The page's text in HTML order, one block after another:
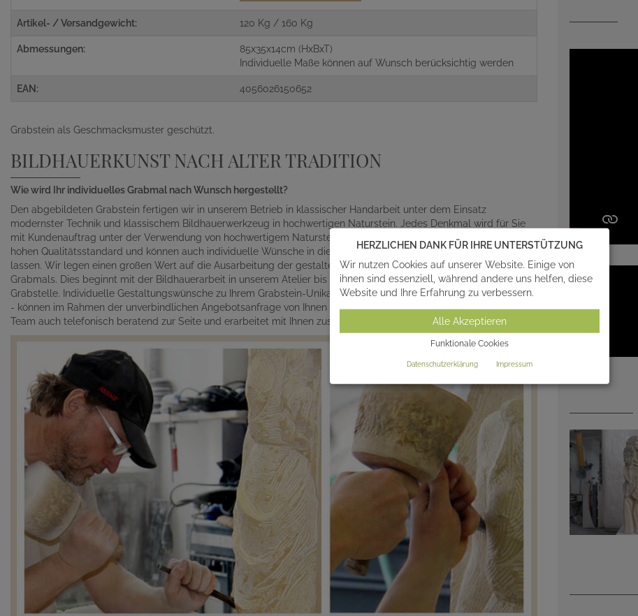
Artikel- / Versandgewicht: 120 Kg / 160 Kg
Abmessungen:
85x35x14cm (HxBxT)
Individuelle Maße können auf Wunsch berücksichtig werden
EAN: 4056026150652
Grabstein als Geschmacksmuster geschützt.
BILDHAUERKUNST NACH ALTER TRADITION
Wie wird Ihr individuelles Grabmal nach Wunsch hergestellt?
Den abgebildeten Grabstein fertigen wir in unserem Betrieb in klassischer Handarbeit unter dem Einsatz
modernster Technik und klassischem Bildhauerwerkzeug in hochwertigen Naturstein. Jedes Denkmal wird für Sie
mit Kundenauftrag unter der Verwendung von hochwertigem Naturstein gefertigt. Somit gewährleisten wir einen
hohen Qualitätsstandard und können auch individuelle Wünsche in die Gestaltung Ihres Grabsteins mit einfließen
lassen. Wir legen einen großen Wert auf die Ausarbeitung der gestalterischen Details und Feinheiten des
Grabmals. Dies beginnt mit der Bildhauerarbeit in unserem Atelier bis zum abschließenden Aufbau auf der
Grabstelle. Individuelle Gestaltungswünsche zu Ihrem Grabstein-Unikat, egal ob Beschriftung, Design oder Material
- können im Rahmen der unverbindlichen Angebotsanfrage von Ihnen mit angefragt werden. Gern steht Ihnen unser
Team auch telefonisch beratend zur Seite und erarbeitet mit Ihnen zusammen einen individuellen Grabmalentwurf.
HERZLICHEN DANK FÜR IHRE UNTERSTÜTZUNG
Wir nutzen Cookies auf unserer Website. Einige von
ihnen sind essenziell, während andere uns helfen, diese
Website und Ihre Erfahrung zu verbessern.
Alle Akzeptieren
Funktionale Cookies
Datenschutzerklärung Impressum